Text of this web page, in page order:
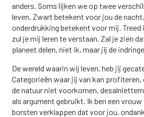
anders. Soms lijken we op twee
leven. Zwart betekent voor jou de
onderdrukking betekent voor mij. Treed
zul je mij leren te verstaan. Zal je zien
planeet delen, niet ik, maar jij de
De wereld waarin wij leven, heb jij
Categorieën waar jij van kan profiteren,
de natuur niet voorkomen,
als argument gebruikt. Ik ben een
borsten verklappen dat voor jou,